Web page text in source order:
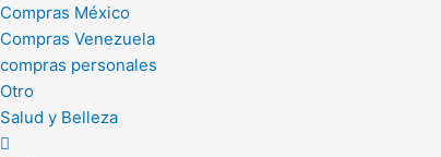
Compras México
Compras Venezuela
compras personales
Otro
Salud y Belleza